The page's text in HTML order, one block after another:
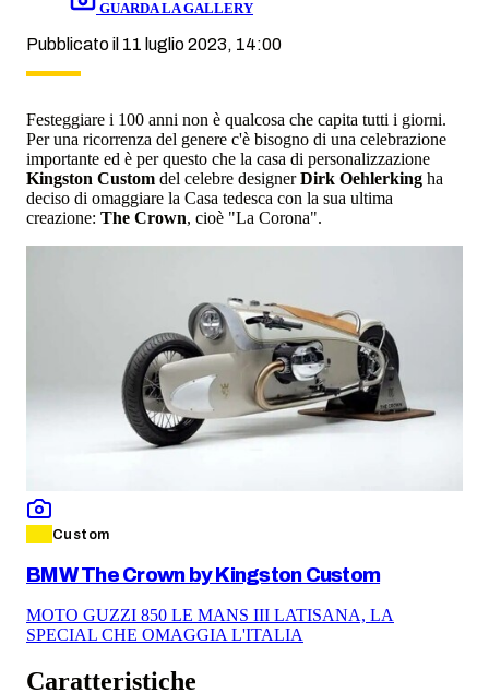
GUARDA LA GALLERY
Pubblicato il 11 luglio 2023, 14:00
Festeggiare i 100 anni non è qualcosa che capita tutti i giorni.
Per una ricorrenza del genere c'è bisogno di una celebrazione
importante ed è per questo che la casa di personalizzazione
Kingston Custom del celebre designerDirk Oehlerking ha
deciso di omaggiare la Casa tedesca con la sua ultima
creazione: The Crown, cioè "La Corona".
Custom
BMW The Crown by Kingston Custom
MOTO GUZZI 850 LE MANS III LATISANA, LA
SPECIAL CHE OMAGGIA L'ITALIA
Caratteristiche